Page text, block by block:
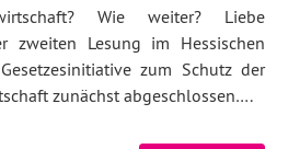
Wie weiter? Liebe
zweiten Lesung im Hessischen
zum Schutz der
zunächst abgeschlossen….